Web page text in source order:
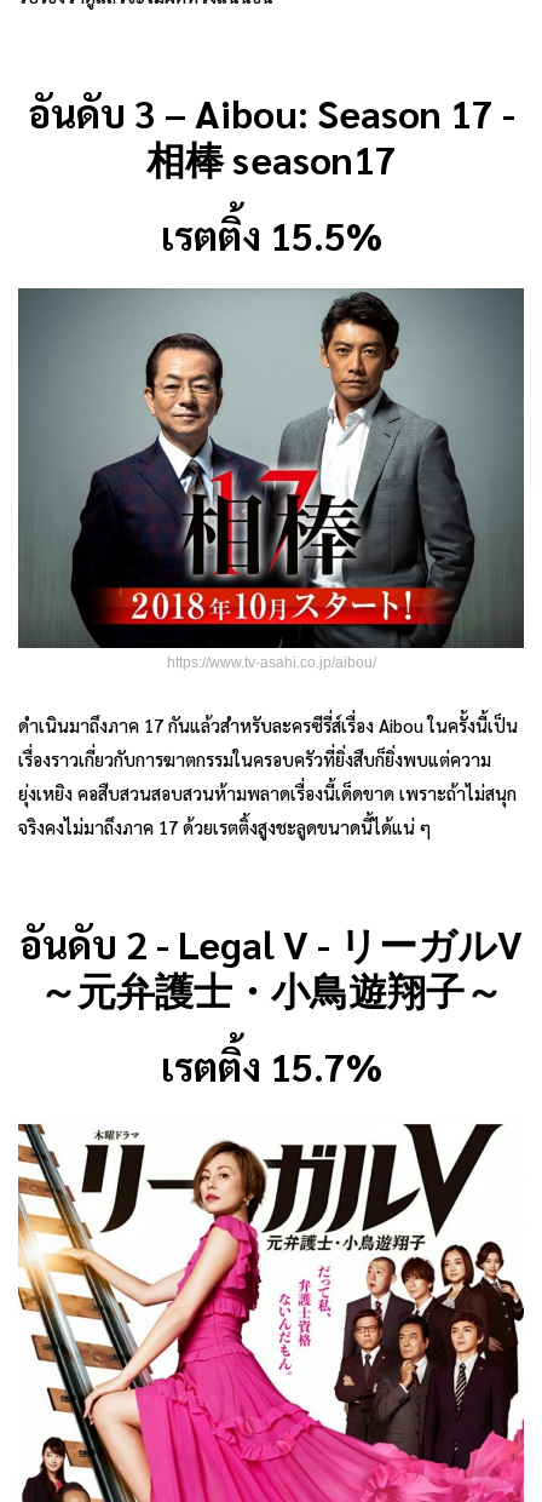
อันดับ 3 – Aibou: Season 17 -
相棒 season17
เรตติ้ง 15.5%
https://www.tv-asahi.co.jp/aibou/
ดำเนินมาถึงภาค 17 กันแล้วสำหรับละครซีรี่ส์เรื่อง Aibou ในครั้งนี้เป็น
เรื่องราวเกี่ยวกับการฆาตกรรมในครอบครัวที่ยิ่งสืบก็ยิ่งพบแต่ความ
ยุ่งเหยิง คอสืบสวนสอบสวนห้ามพลาดเรื่องนี้เด็ดขาด เพราะถ้าไม่สนุก
จริงคงไม่มาถึงภาค 17 ด้วยเรตติ้งสูงชะลูดขนาดนี้ได้แน่ ๆ
อันดับ 2 - Legal V - リーガルV
～元弁護士・小鳥遊翔子～
เรตติ้ง 15.7%